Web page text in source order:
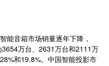
能音箱市场销量逐年下降，
万台、2631万台和2111万
和19.8%。中国智能投影市